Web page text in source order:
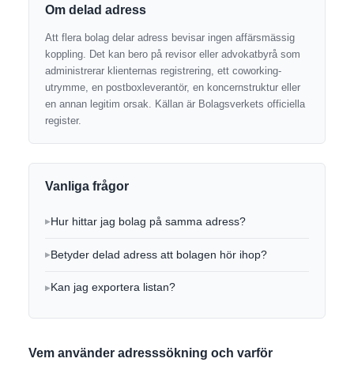
Om delad adress
Att flera bolag delar adress bevisar ingen affärsmässig
koppling. Det kan bero på revisor eller advokatbyrå som
administrerar klienternas registrering, ett coworking-
utrymme, en postboxleverantör, en koncernstruktur eller
en annan legitim orsak. Källan är Bolagsverkets officiella
register.
Vanliga frågor
Hur hittar jag bolag på samma adress?
Betyder delad adress att bolagen hör ihop?
Kan jag exportera listan?
Vem använder adresssökning och varför